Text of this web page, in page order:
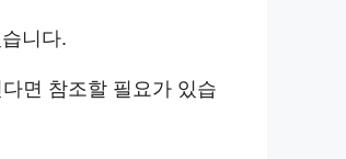
니다.
면 참조할 필요가 있습